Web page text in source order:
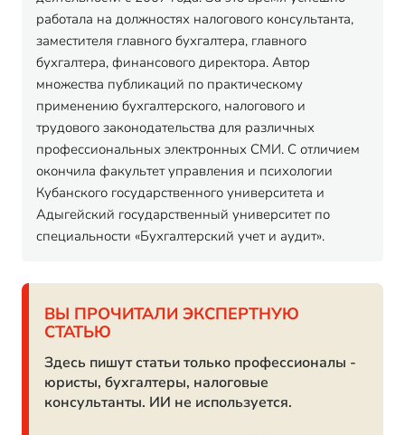
работала на должностях налогового консультанта,
заместителя главного бухгалтера, главного
бухгалтера, финансового директора. Автор
множества публикаций по практическому
применению бухгалтерского, налогового и
трудового законодательства для различных
профессиональных электронных СМИ. С отличием
окончила факультет управления и психологии
Кубанского государственного университета и
Адыгейский государственный университет по
специальности «Бухгалтерский учет и аудит».
ВЫ ПРОЧИТАЛИ ЭКСПЕРТНУЮ
СТАТЬЮ
Здесь пишут статьи только профессионалы -
юристы, бухгалтеры, налоговые
консультанты. ИИ не используется.